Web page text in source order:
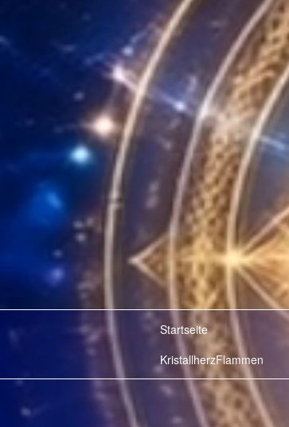
Startseite
KristallherzFlammen